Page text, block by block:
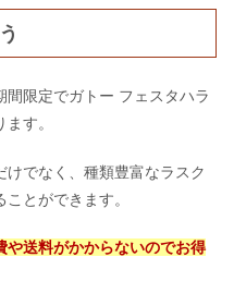
限定でガトー フェスタハラ
す。
でなく、種類豊富なラスク
とができます。
や送料がかからないのでお得